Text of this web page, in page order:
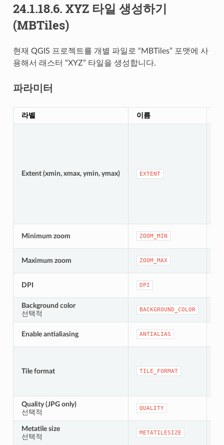
24.1.18.6. XYZ 타일 생성하기
(MBTiles)
현재 QGIS 프로젝트를 개별 파일로 “MBTiles” 포맷에 사
용해서 래스터 “XYZ” 타일을 생성합니다.
파라미터
라벨 이름
Extent (xmin, xmax, ymin, ymax) EXTENT
Minimum zoom ZOOM_MIN
Maximum zoom ZOOM_MAX
DPI DPI
Background color
선택적
BACKGROUND_COLOR
Enable antialiasing ANTIALIAS
Tile format TILE_FORMAT
Quality (JPG only)
선택적
QUALITY
Metatile size
선택적
METATILESIZE